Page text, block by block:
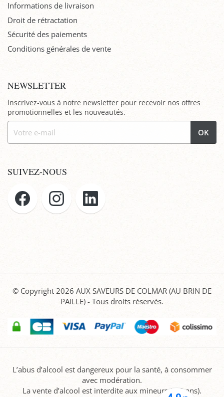
Informations de livraison
Droit de rétractation
Sécurité des paiements
Conditions générales de vente
NEWSLETTER
Inscrivez-vous à notre newsletter pour recevoir nos offres
promotionnelles et les nouveautés.
OK
SUIVEZ-NOUS
© Copyright 2026 AUX SAVEURS DE COLMAR (AU BRIN DE
PAILLE) - Tous droits réservés.
L’abus d’alcool est dangereux pour la santé, à consommer
avec modération.
La vente d’alcool est interdite aux mineurs (-18 ans).